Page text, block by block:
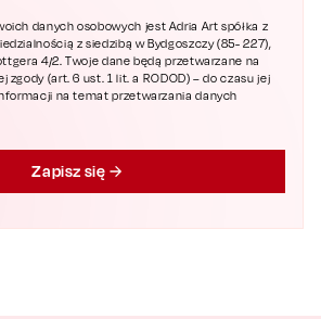
danych osobowych jest Adria Art spółka z
z siedzibą w Bydgoszczy (85- 227),
4/2. Twoje dane będą przetwarzane na
zgody (art. 6 ust. 1 lit. a RODOD) – do czasu jej
na temat przetwarzania danych
Zapisz się